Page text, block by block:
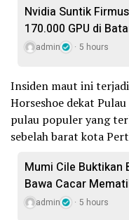
Nvidia Suntik
170.000 GPU di
admin 5 hours
Insiden maut ini
Horseshoe dekat
pulau populer yang
sebelah barat kota
Mumi Cile Buktikan
Bawa Cacar
admin 5 hours